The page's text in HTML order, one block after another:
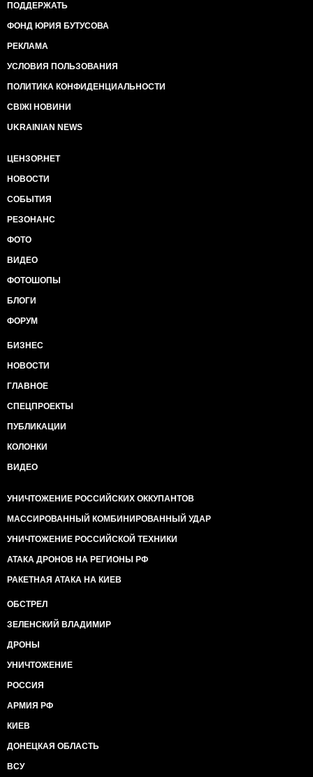
ПОДДЕРЖАТЬ
ФОНД ЮРИЯ БУТУСОВА
РЕКЛАМА
УСЛОВИЯ ПОЛЬЗОВАНИЯ
ПОЛИТИКА КОНФИДЕНЦИАЛЬНОСТИ
СВІЖІ НОВИНИ
UKRAINIAN NEWS
ЦЕНЗОР.НЕТ
НОВОСТИ
СОБЫТИЯ
РЕЗОНАНС
ФОТО
ВИДЕО
ФОТОШОПЫ
БЛОГИ
ФОРУМ
БИЗНЕС
НОВОСТИ
ГЛАВНОЕ
СПЕЦПРОЕКТЫ
ПУБЛИКАЦИИ
КОЛОНКИ
ВИДЕО
УНИЧТОЖЕНИЕ РОССИЙСКИХ ОККУПАНТОВ
МАССИРОВАННЫЙ КОМБИНИРОВАННЫЙ УДАР
УНИЧТОЖЕНИЕ РОССИЙСКОЙ ТЕХНИКИ
АТАКА ДРОНОВ НА РЕГИОНЫ РФ
РАКЕТНАЯ АТАКА НА КИЕВ
ОБСТРЕЛ
ЗЕЛЕНСКИЙ ВЛАДИМИР
ДРОНЫ
УНИЧТОЖЕНИЕ
РОССИЯ
АРМИЯ РФ
КИЕВ
ДОНЕЦКАЯ ОБЛАСТЬ
ВСУ